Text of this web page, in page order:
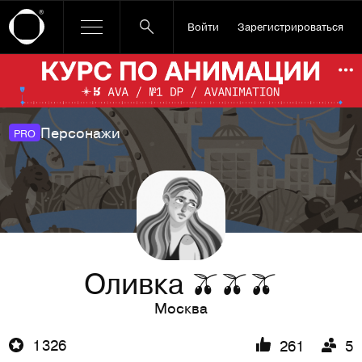
Войти Зарегистрироваться
Ссылка баннера
PRO Персонажи
Оливка 🫒🫒🫒
Москва
1 326
261 5